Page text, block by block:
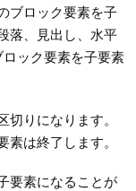
ブロック要素を子
落、見出し、水平
ック要素を子要素
りになります。
は終了します。
要素になることが